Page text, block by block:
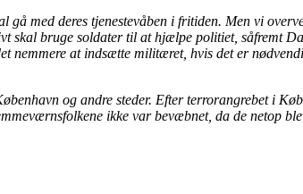
med deres tjenestevåben i fritiden. Men vi
skal bruge soldater til at hjælpe politiet, såfremt
nemmere at indsætte militæret, hvis det er
og andre steder. Efter terrorangrebet i
ikke var bevæbnet, da de netop